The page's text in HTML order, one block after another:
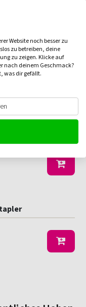
beeinflussen,
lässt. Für häufige
der
sein. Die passenden
Website noch besser zu
zu betreiben, deine
zu zeigen. Klicke auf
nach deinem Geschmack?
was dir gefällt.